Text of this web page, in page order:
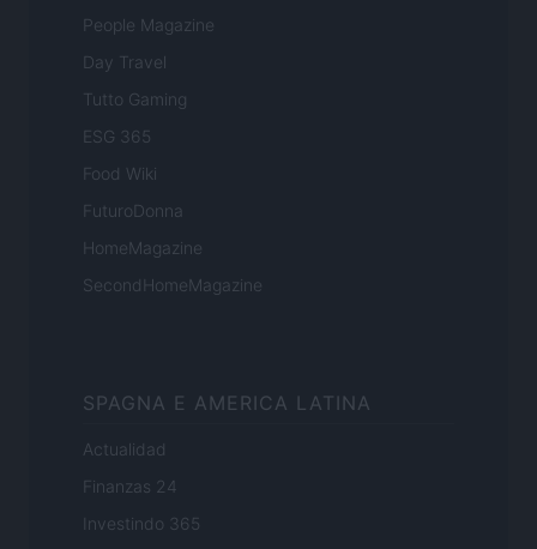
People Magazine
Day Travel
Tutto Gaming
ESG 365
Food Wiki
FuturoDonna
HomeMagazine
SecondHomeMagazine
SPAGNA E AMERICA LATINA
Actualidad
Finanzas 24
Investindo 365